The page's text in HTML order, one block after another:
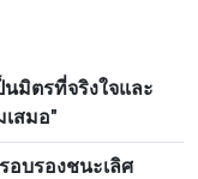
มิตรที่จริงใจและ
เสมอ"
อบรองชนะเลิศ